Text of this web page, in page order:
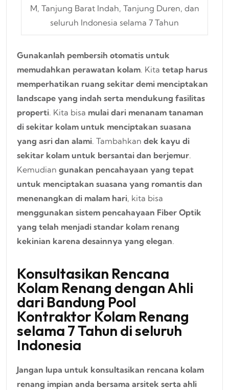
M, Tanjung Barat Indah, Tanjung Duren, dan
seluruh Indonesia selama 7 Tahun
Gunakanlah pembersih otomatis untuk
memudahkan perawatan kolam. Kita tetap harus
memperhatikan ruang sekitar demi menciptakan
landscape yang indah serta mendukung fasilitas
properti. Kita bisa mulai dari menanam tanaman
di sekitar kolam untuk menciptakan suasana
yang asri dan alami. Tambahkan dek kayu di
sekitar kolam untuk bersantai dan berjemur.
Kemudian gunakan pencahayaan yang tepat
untuk menciptakan suasana yang romantis dan
menenangkan di malam hari, kita bisa
menggunakan sistem pencahayaan Fiber Optik
yang telah menjadi standar kolam renang
kekinian karena desainnya yang elegan.
Konsultasikan Rencana
Kolam Renang dengan Ahli
dari Bandung Pool
Kontraktor Kolam Renang
selama 7 Tahun di seluruh
Indonesia
Jangan lupa untuk konsultasikan rencana kolam
renang impian anda bersama arsitek serta ahli